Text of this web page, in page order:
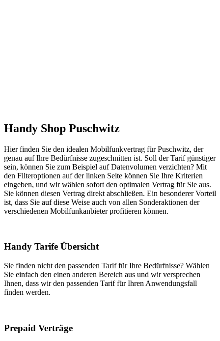
Handy Shop Puschwitz
Hier finden Sie den idealen Mobilfunkvertrag für Puschwitz, der
genau auf Ihre Bedürfnisse zugeschnitten ist. Soll der Tarif günstiger
sein, können Sie zum Beispiel auf Datenvolumen verzichten? Mit
den Filteroptionen auf der linken Seite können Sie Ihre Kriterien
eingeben, und wir wählen sofort den optimalen Vertrag für Sie aus.
Sie können diesen Vertrag direkt abschließen. Ein besonderer Vorteil
ist, dass Sie auf diese Weise auch von allen Sonderaktionen der
verschiedenen Mobilfunkanbieter profitieren können.
Handy Tarife Übersicht
Sie finden nicht den passenden Tarif für Ihre Bedürfnisse? Wählen
Sie einfach den einen anderen Bereich aus und wir versprechen
Ihnen, dass wir den passenden Tarif für Ihren Anwendungsfall
finden werden.
Prepaid Verträge